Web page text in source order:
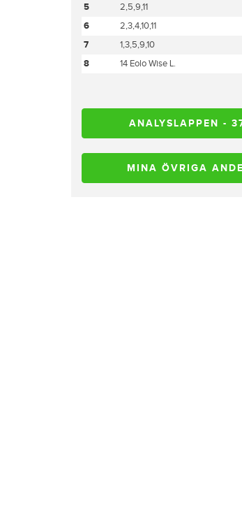
5
2,5,9,11
6
2,3,4,10,11
7
1,3,5,9,10
8
14 Eolo Wise L.
ANALYSLAPPEN -
MINA ÖVRIGA